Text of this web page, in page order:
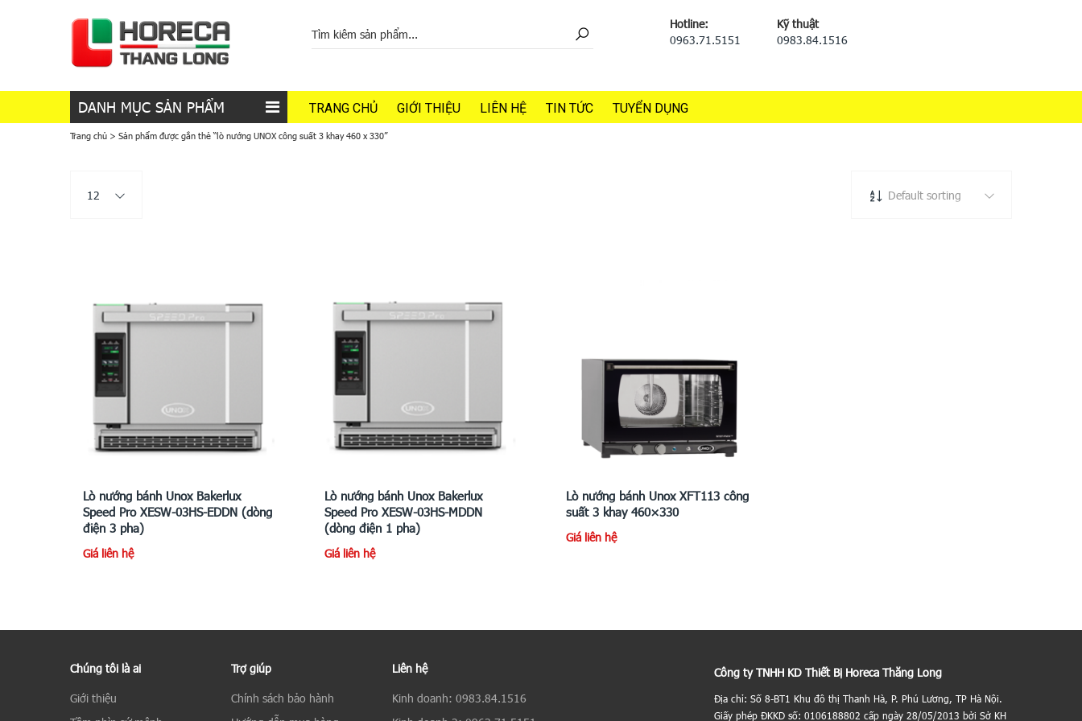
Hotline:
0963.71.5151
Kỹ thuật
0983.84.1516
DANH MỤC SẢN PHẨM TRANG CHỦ GIỚI THIỆU LIÊN HỆ TIN TỨC TUYỂN DỤNG
Trang chủ > Sản phẩm được gắn thẻ “lò nướng UNOX công suất 3 khay 460 x 330”
12 Default sorting
Lò nướng bánh Unox Bakerlux
Speed Pro XESW-03HS-EDDN (dòng
điện 3 pha)
Giá liên hệ
Lò nướng bánh Unox Bakerlux
Speed Pro XESW-03HS-MDDN
(dòng điện 1 pha)
Giá liên hệ
Lò nướng bánh Unox XFT113 công
suất 3 khay 460×330
Giá liên hệ
Chúng tôi là ai
Giới thiệu
Trợ giúp
Chính sách bảo hành
Liên hệ
Kinh doanh: 0983.84.1516
Công ty TNHH KD Thiết Bị Horeca Thăng Long
Địa chỉ: Số 8-BT1 Khu đô thị Thanh Hà, P. Phú Lương, TP Hà Nội.
Giấy phép ĐKKD số: 0106188802 cấp ngày 28/05/2013 bởi Sở KH